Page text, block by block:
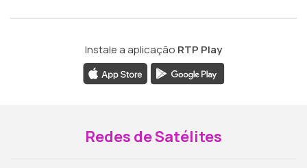
Instale a aplicação RTP Play
Redes de Satélites